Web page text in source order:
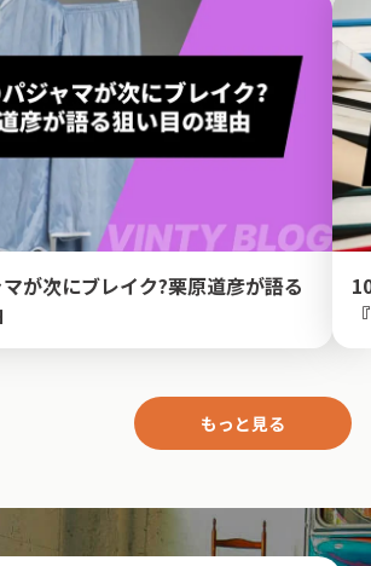
が次にブレイク?栗原道彦が語る
もっと見る